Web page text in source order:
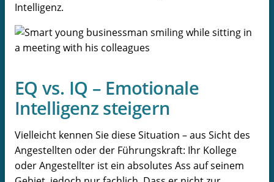
Intelligenz.
EQ vs. IQ – Emotionale
Intelligenz steigern
Vielleicht kennen Sie diese Situation – aus Sicht des
Angestellten oder der Führungskraft: Ihr Kollege
oder Angestellter ist ein absolutes Ass auf seinem